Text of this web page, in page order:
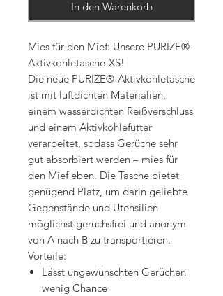
In den Warenkorb
Mies für den Mief: Unsere PURIZE®-
Aktivkohletasche-XS!
Die neue PURIZE®-Aktivkohletasche
ist mit luftdichten Materialien,
einem wasserdichten Reißverschluss
und einem Aktivkohlefutter
verarbeitet, sodass Gerüche sehr
gut absorbiert werden – mies für
den Mief eben. Die Tasche bietet
genügend Platz, um darin geliebte
Gegenstände und Utensilien
möglichst geruchsfrei und anonym
von A nach B zu transportieren.
Vorteile:
Lässt ungewünschten Gerüchen
wenig Chance